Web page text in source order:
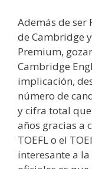
Además de ser
de Cambridge
Premium,
Cambridge
implicación,
número de
y cifra total
años gracias a
TOEFL o el
interesante a